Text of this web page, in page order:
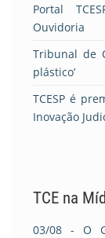
Portal
Ouvidoria
Tribunal de
plástico’
TCESP é
Inovação
TCE na
03/08 - O